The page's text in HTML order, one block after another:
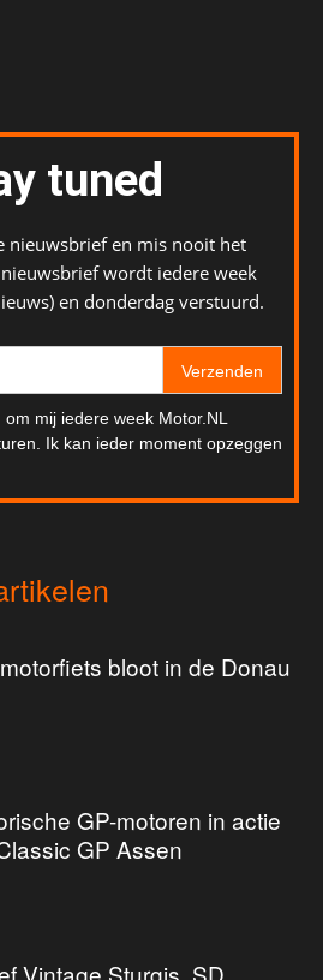
tuned
nieuwsbrief en mis nooit het
wordt iedere week
en donderdag verstuurd.
Verzenden
mij iedere week Motor.NL
Ik kan ieder moment opzeggen
bloot in de Donau
GP-motoren in actie
GP Assen
Vintage Sturgis, SD